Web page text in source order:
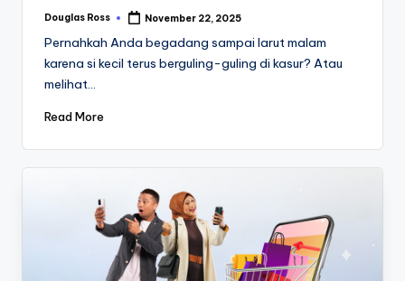
Posted
Douglas Ross November 22, 2025
Pernahkah Anda begadang sampai larut malam
karena si kecil terus berguling-guling di kasur? Atau
melihat…
Read More